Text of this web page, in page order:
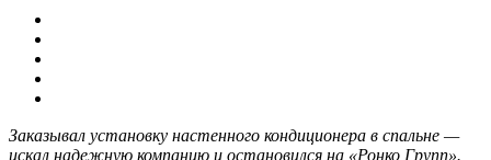
Заказывал установку настенного кондиционера в спальне —
искал надежную компанию и остановился на «Ронко Групп».